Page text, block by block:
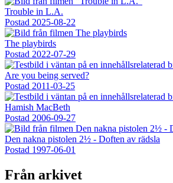
Trouble in L.A.
Postad 2025-08-22
The playbirds
Postad 2022-07-29
Are you being served?
Postad 2011-03-25
Hamish MacBeth
Postad 2006-09-27
Den nakna pistolen 2½ - Doften av rädsla
Postad 1997-06-01
Från arkivet